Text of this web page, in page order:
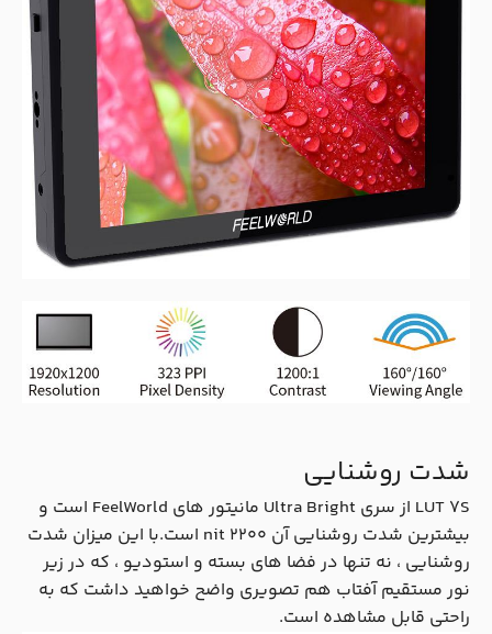
شدت روشنایی
LUT 7S از سری Ultra Bright مانیتور های FeelWorld است و
بیشترین شدت روشنایی آن 2200 nit است.با این میزان شدت
روشنایی ، نه تنها در فضا های بسته و استودیو ، که در زیر
نور مستقیم آفتاب هم تصویری واضح خواهید داشت که به
راحتی قابل مشاهده است.